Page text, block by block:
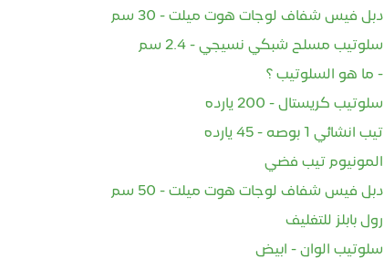
دبل فيس شفاف لوجات هوت ميلت - 30 سم
سلوتيب مسلح شبكي نسيجي - 2.4 سم
- ما هو السلوتيب ؟
سلوتيب كريستال - 200 يارده
تيب انشائي 1 بوصه - 45 يارده
المونيوم تيب فضي
دبل فيس شفاف لوجات هوت ميلت - 50 سم
رول بابلز للتغليف
سلوتيب الوان - ابيض